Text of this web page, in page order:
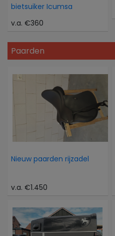
bietsuiker Icumsa
v.a. €360
Paarden
Nieuw paarden rijzadel
v.a. €1.450